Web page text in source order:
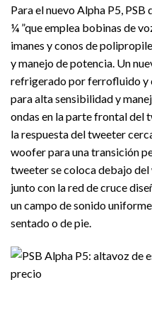
Para el nuevo Alpha P5,
¼ ”que emplea bobinas de
imanes y conos de
y manejo de potencia. Un
refrigerado por ferrofluido y
para alta sensibilidad y
ondas en la parte frontal del
la respuesta del tweeter
woofer para una transición
tweeter se coloca debajo
junto con la red de cruce
un campo de sonido
sentado o de pie.